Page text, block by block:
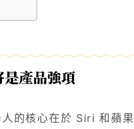
產品強項
的核心在於 Siri 和蘋